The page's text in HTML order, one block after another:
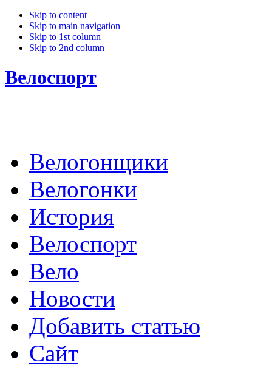
Skip to content
Skip to main navigation
Skip to 1st column
Skip to 2nd column
Велоспорт
Велогонщики
Велогонки
История
Велоспорт
Вело
Новости
Добавить статью
Сайт